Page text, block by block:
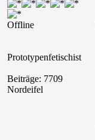
Offline
Prototypenfetischist
Beiträge: 7709
Nordeifel